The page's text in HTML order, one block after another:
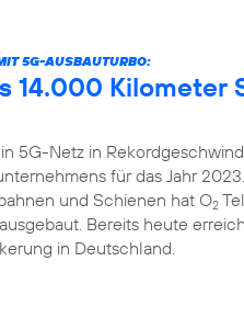
5G-AUSBAUTURBO:
14.000 Kilometer
5G-Netz in
für das Jahr
und Schienen hat O2
Bereits heute
in Deutschland.